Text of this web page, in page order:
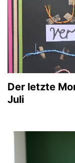
Der letzte
Juli